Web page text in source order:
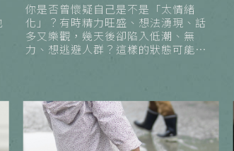
你是否曾懷疑自己是不是「太情緒
化」？有時精力旺盛、想法湧現、話
多又樂觀，幾天後卻陷入低潮、無
力、想逃避人群？這樣的狀態可能不